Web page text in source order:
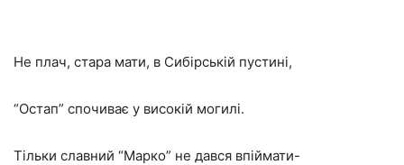
Не плач, стара мати, в Сибірській пустині,
“Остап” спочиває у високій могилі.
Тільки славний “Марко” не дався впіймати-